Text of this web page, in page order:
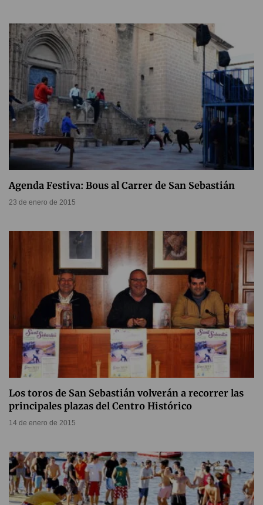
Agenda Festiva: Bous al Carrer de San Sebastián
23 de enero de 2015
Los toros de San Sebastián volverán a recorrer las
principales plazas del Centro Histórico
14 de enero de 2015